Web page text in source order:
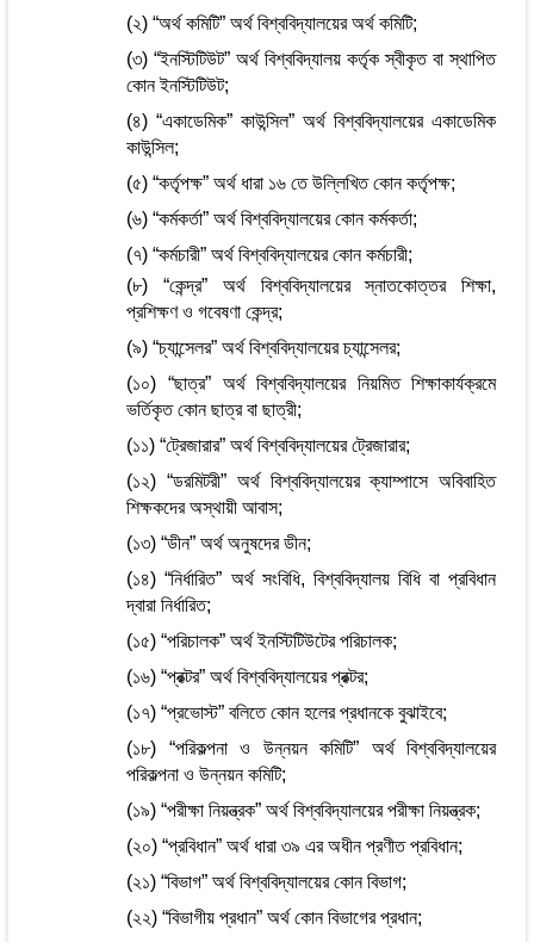
(২) “অর্থ কমিটি” অর্থ বিশ্ববিদ্যালয়ের অর্থ কমিটি;
(৩) “ইনস্টিটিউট” অর্থ বিশ্ববিদ্যালয় কর্তৃক স্বীকৃত বা স্থাপিত
কোন ইনস্টিটিউট;
(৪) “একাডেমিক” কাউন্সিল” অর্থ বিশ্ববিদ্যালয়ের একাডেমিক
কাউন্সিল;
(৫) “কর্তৃপক্ষ” অর্থ ধারা ১৬ তে উল্লিখিত কোন কর্তৃপক্ষ;
(৬) “কর্মকর্তা” অর্থ বিশ্ববিদ্যালয়ের কোন কর্মকর্তা;
(৭) “কর্মচারী” অর্থ বিশ্ববিদ্যালয়ের কোন কর্মচারী;
(৮) “কেন্দ্র” অর্থ বিশ্ববিদ্যালয়ের স্নাতকোত্তর শিক্ষা,
প্রশিক্ষণ ও গবেষণা কেন্দ্র;
(৯) “চ্যান্সেলর” অর্থ বিশ্ববিদ্যালয়ের চ্যান্সেলর;
(১০) “ছাত্র” অর্থ বিশ্ববিদ্যালয়ের নিয়মিত শিক্ষাকার্যক্রমে
ভর্তিকৃত কোন ছাত্র বা ছাত্রী;
(১১) “ট্রেজারার” অর্থ বিশ্ববিদ্যালয়ের ট্রেজারার;
(১২) “ডরমিটরী” অর্থ বিশ্ববিদ্যালয়ের ক্যাম্পাসে অবিবাহিত
শিক্ষকদের অস্থায়ী আবাস;
(১৩) “ডীন” অর্থ অনুষদের ডীন;
(১৪) “নির্ধারিত” অর্থ সংবিধি, বিশ্ববিদ্যালয় বিধি বা প্রবিধান
দ্বারা নির্ধারিত;
(১৫) “পরিচালক” অর্থ ইনস্টিটিউটের পরিচালক;
(১৬) “প্রক্টর” অর্থ বিশ্ববিদ্যালয়ের প্রক্টর;
(১৭) “প্রভোস্ট” বলিতে কোন হলের প্রধানকে বুঝাইবে;
(১৮) “পরিকল্পনা ও উন্নয়ন কমিটি” অর্থ বিশ্ববিদ্যালয়ের
পরিকল্পনা ও উন্নয়ন কমিটি;
(১৯) “পরীক্ষা নিয়ন্ত্রক” অর্থ বিশ্ববিদ্যালয়ের পরীক্ষা নিয়ন্ত্রক;
(২০) “প্রবিধান” অর্থ ধারা ৩৯ এর অধীন প্রণীত প্রবিধান;
(২১) “বিভাগ” অর্থ বিশ্ববিদ্যালয়ের কোন বিভাগ;
(২২) “বিভাগীয় প্রধান” অর্থ কোন বিভাগের প্রধান;